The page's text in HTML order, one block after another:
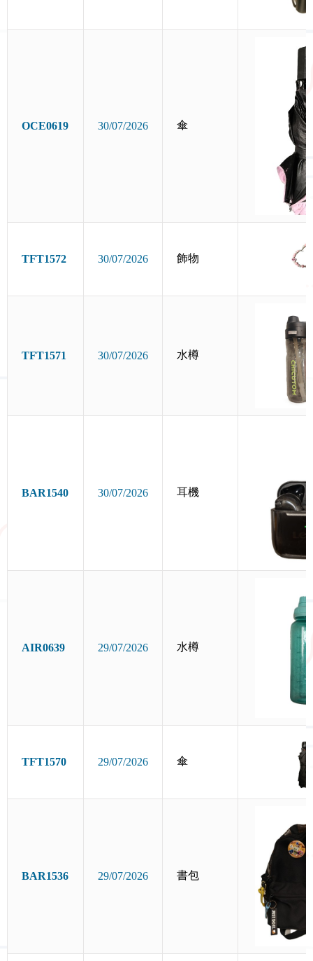
OCE0619 30/07/2026 傘
TFT1572 30/07/2026 飾物
TFT1571 30/07/2026 水樽
BAR1540 30/07/2026 耳機
AIR0639 29/07/2026 水樽
TFT1570 29/07/2026 傘
BAR1536 29/07/2026 書包